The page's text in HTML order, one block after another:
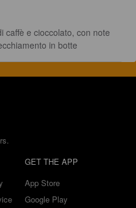
caffè e cioccolato, con note
in botte
GET THE APP
App Store
Google Play